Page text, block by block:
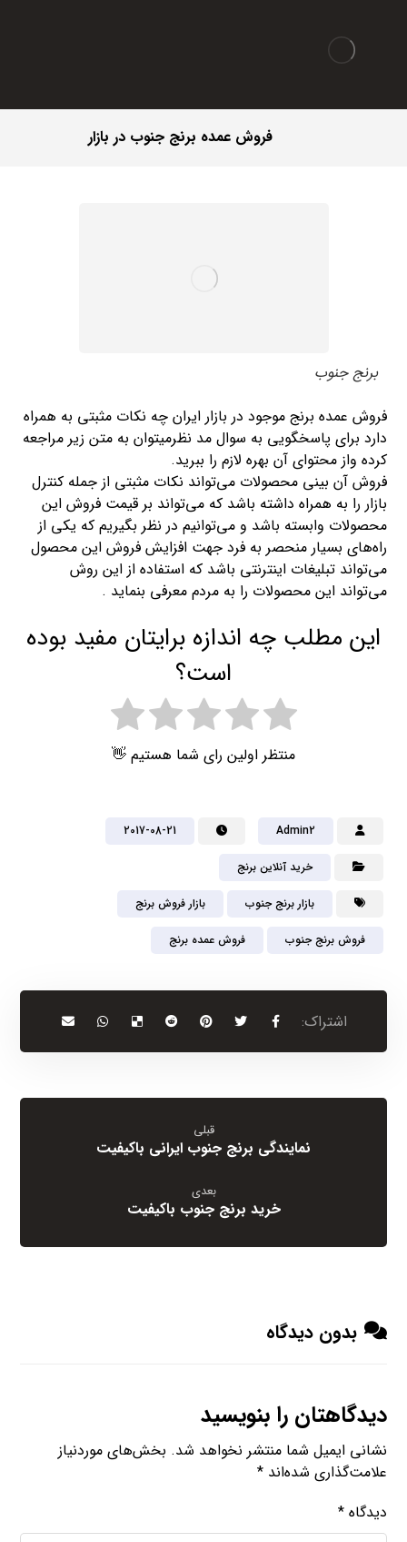
فروش عمده برنج جنوب در بازار
برنج جنوب
فروش عمده برنج موجود در بازار ایران چه نکات مثبتی به همراه
دارد برای پاسخگویی به سوال مد نظرمیتوان به متن زیر مراجعه
کرده واز محتوای آن بهره لازم را ببرید.
فروش آن بینی محصولات می‌تواند نکات مثبتی از جمله کنترل
بازار را به همراه داشته باشد که می‌تواند بر قیمت فروش این
محصولات وابسته باشد و می‌توانیم در نظر بگیریم که یکی از
راه‌های بسیار منحصر به فرد جهت افزایش فروش این محصول
می‌تواند تبلیغات اینترنتی باشد که استفاده از این روش
می‌تواند این محصولات را به مردم معرفی بنماید .
این مطلب چه اندازه برایتان مفید بوده
است؟
منتظر اولین رای شما هستیم 👋
Admin2
2017-08-21
خرید آنلاین برنج
بازار برنج جنوب بازار فروش برنج
فروش برنج جنوب فروش عمده برنج
قبلی
نمایندگی برنج جنوب ایرانی باکیفیت
بعدی
خرید برنج جنوب باکیفیت
بدون دیدگاه
دیدگاهتان را بنویسید
نشانی ایمیل شما منتشر نخواهد شد. بخش‌های موردنیاز
علامت‌گذاری شده‌اند*
دیدگاه*